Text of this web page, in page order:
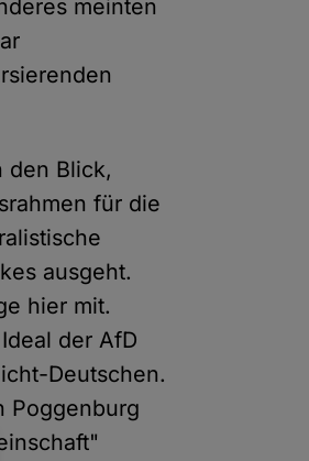
meinten
den Blick,
für die
ausgeht.
hier mit.
der AfD
Deutschen.
Poggenburg